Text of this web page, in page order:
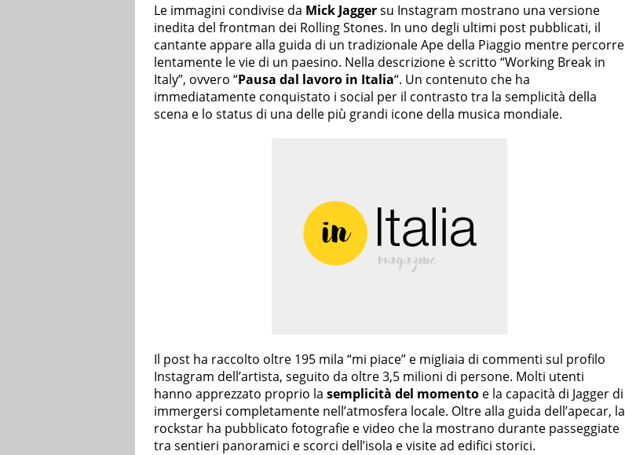
Le immagini condivise da Mick Jaggersu Instagram mostrano una versione
inedita del frontman dei Rolling Stones. In uno degli ultimi post pubblicati, il
cantante appare alla guida di un tradizionale Ape della Piaggio mentre percorre
lentamente le vie di un paesino. Nella descrizione è scritto “Working Break in
Italy”, ovvero “Pausa dal lavoro in Italia“. Un contenuto che ha
immediatamente conquistato i social per il contrasto tra la semplicità della
scena e lo status di una delle più grandi icone della musica mondiale.
Il post ha raccolto oltre 195 mila “mi piace” e migliaia di commenti sul profilo
Instagram dell’artista, seguito da oltre 3,5 milioni di persone. Molti utenti
hanno apprezzato proprio la semplicità del momento e la capacità di Jagger di
immergersi completamente nell’atmosfera locale. Oltre alla guida dell’apecar, la
rockstar ha pubblicato fotografie e video che la mostrano durante passeggiate
tra sentieri panoramici e scorci dell’isola e visite ad edifici storici.